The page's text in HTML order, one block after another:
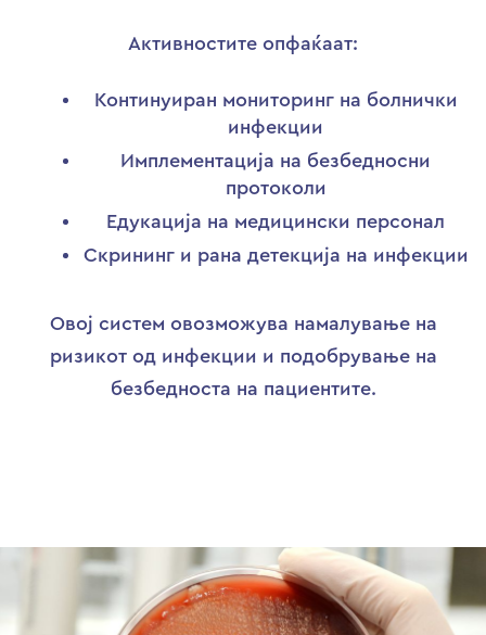
Активностите опфаќаат:
Континуиран мониторинг на болнички
инфекции
Имплементација на безбедносни
протоколи
Едукација на медицински персонал
Скрининг и рана детекција на инфекции
Овој систем овозможува намалување на
ризикот од инфекции и подобрување на
безбедноста на пациентите.